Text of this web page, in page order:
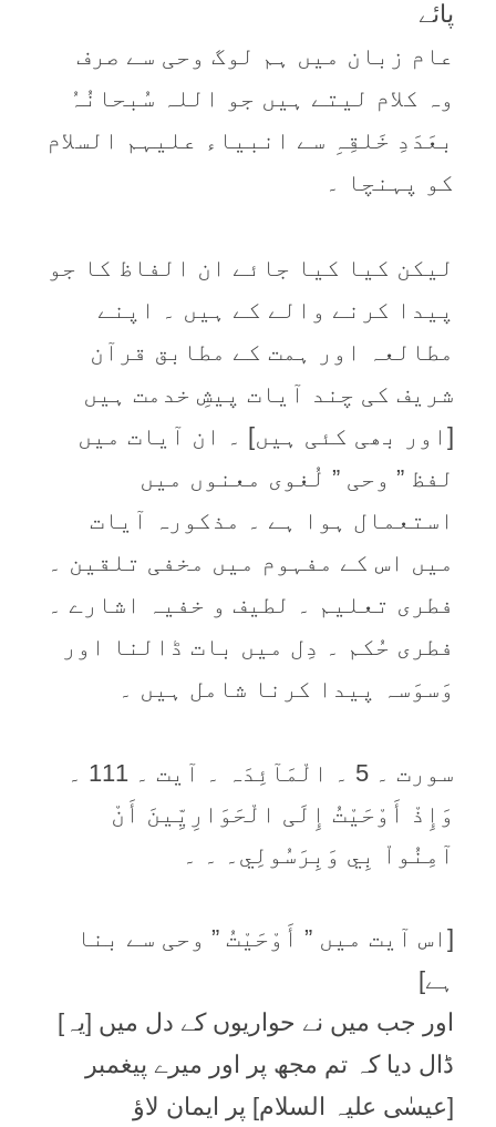
پائے
عام زبان میں ہم لوگ وحی سے صرف
وہ کلام لیتے ہیں جو اللہ سُبحانُہُ
بعَدَدِ خَلقِہِ سے انبیاء علیہم السلام
کو پہنچا ۔
لیکن کیا کیا جائے ان الفاظ کا جو
پیدا کرنے والے کے ہیں ۔ اپنے
مطالعہ اور ہمت کے مطابق قرآن
شریف کی چند آیات پیشِ خدمت ہیں
[اور بھی کئی ہیں] ۔ ان آیات میں
لفظ ” وحی ” لُغوی معنوں میں
استعمال ہوا ہے ۔ مذکورہ آیات
میں اس کے مفہوم میں مخفی تلقین ۔
فطری تعلیم ۔ لطیف و خفیہ اشارے ۔
فطری حُکم ۔ دِل میں بات ڈالنا اور
وَسوَسہ پیدا کرنا شامل ہیں ۔
سورت ۔ 5 ۔ الْمَآئِدَہ ۔ آیت ۔ 111 ۔
وَإِذْ أَوْحَيْتُ إِلَی الْحَوَارِيِّينَ أَنْ
آمِنُواْ بِي وَبِرَسُولِي۔ ۔ ۔
[اس آیت میں ” أَوْحَيْتُ ” وحی سے بنا
ہے]
اور جب میں نے حواریوں کے دل میں [یہ]
ڈال دیا کہ تم مجھ پر اور میرے پیغمبر
[عیسٰی علیہ السلام] پر ایمان لاؤ